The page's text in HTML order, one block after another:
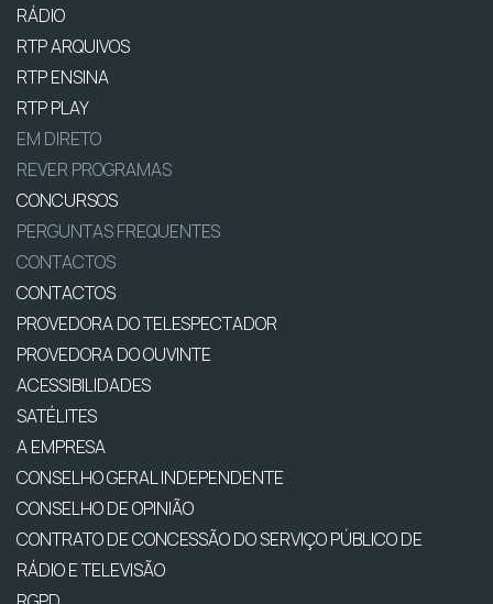
RÁDIO
RTP ARQUIVOS
RTP ENSINA
RTP PLAY
EM DIRETO
REVER PROGRAMAS
CONCURSOS
PERGUNTAS FREQUENTES
CONTACTOS
CONTACTOS
PROVEDORA DO TELESPECTADOR
PROVEDORA DO OUVINTE
ACESSIBILIDADES
SATÉLITES
A EMPRESA
CONSELHO GERAL INDEPENDENTE
CONSELHO DE OPINIÃO
CONTRATO DE CONCESSÃO DO SERVIÇO PÚBLICO DE
RÁDIO E TELEVISÃO